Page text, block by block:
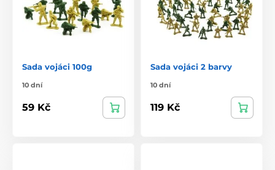
Sada vojáci 100g
10 dní
59 Kč
Sada vojáci 2 barvy
10 dní
119 Kč